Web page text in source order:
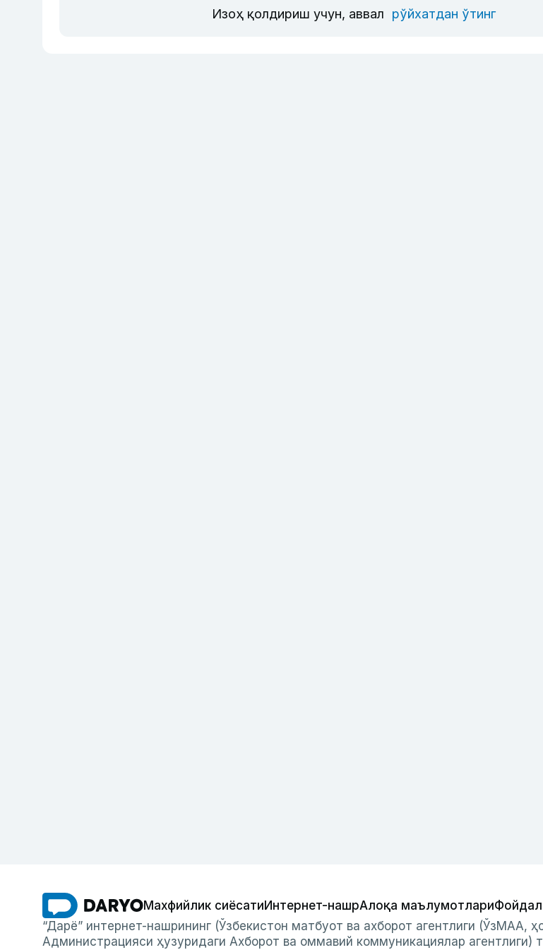
Изоҳ қолдириш учун, аввал рўйхатдан ўтинг
Махфийлик сиёсатиИнтернет-нашрАлоқа маълумотлари
“Дарё” интернет-нашрининг (Ўзбекистон матбуот ва ахборот агентлиги (ЎзМАА,
Администрацияси ҳузуридаги Ахборот ва оммавий коммуникациялар